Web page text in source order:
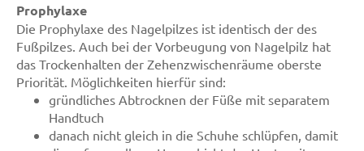
Prophylaxe
Die Prophylaxe des Nagelpilzes ist identisch der des
Fußpilzes. Auch bei der Vorbeugung von Nagelpilz hat
das Trockenhalten der Zehenzwischenräume oberste
Priorität. Möglichkeiten hierfür sind:
gründliches Abtrocknen der Füße mit separatem
Handtuch
danach nicht gleich in die Schuhe schlüpfen, damit